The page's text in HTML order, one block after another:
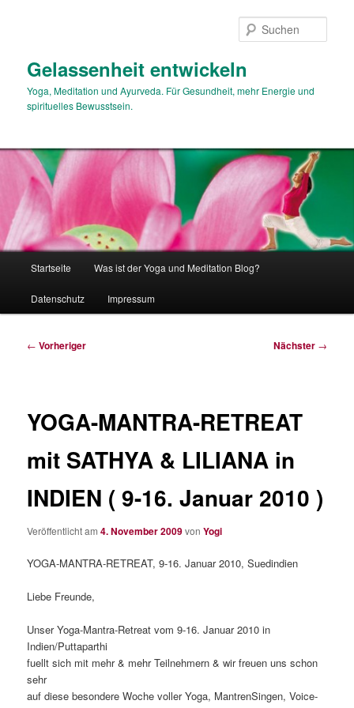
Gelassenheit entwickeln
Yoga, Meditation und Ayurveda. Für Gesundheit, mehr Energie und
spirituelles Bewusstsein.
Startseite Was ist der Yoga und Meditation Blog?
Datenschutz Impressum
Beitragsnavigation
← Vorheriger Nächster →
YOGA-MANTRA-RETREAT
mit SATHYA & LILIANA in
INDIEN ( 9-16. Januar 2010 )
Veröffentlicht am4. November 2009vonYogi
YOGA-MANTRA-RETREAT, 9-16. Januar 2010, Suedindien
Liebe Freunde,
Unser Yoga-Mantra-Retreat vom 9-16. Januar 2010 in
Indien/Puttaparthi
fuellt sich mit mehr & mehr Teilnehmern & wir freuen uns schon
sehr
auf diese besondere Woche voller Yoga, MantrenSingen, Voice-